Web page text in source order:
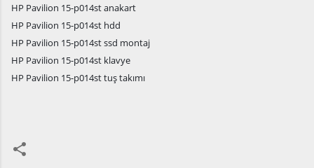
HP Pavilion 15-p014st anakart
HP Pavilion 15-p014st hdd
HP Pavilion 15-p014st ssd montaj
HP Pavilion 15-p014st klavye
HP Pavilion 15-p014st tuş takımı